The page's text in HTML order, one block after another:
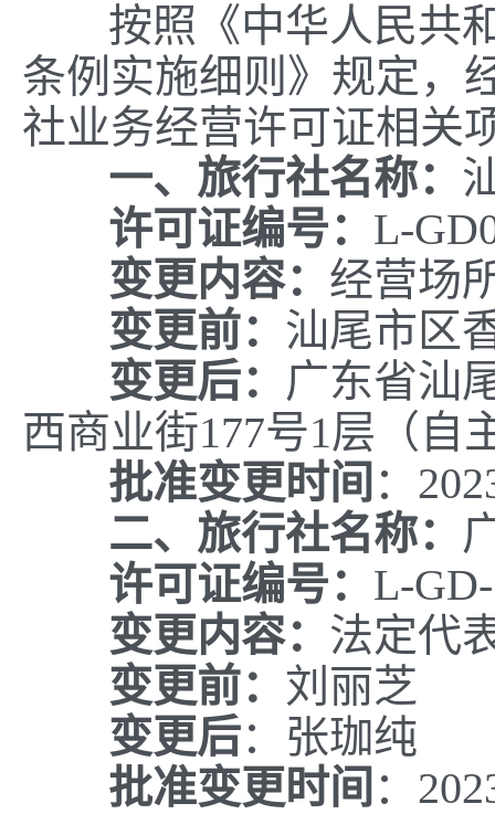
按照《中华人民共
条例实施细则》规定，
社业务经营许可证相关
一、旅行社名称：
许可证编号： L-
变更内容： 经营场
变更前： 汕尾市区
变更后： 广东省汕
西商业街177号1层（自
批准变更时间 ：
二、旅行社名称：
许可证编号： L-
变更内容： 法定代
变更前： 刘丽芝
变更后：张珈纯
批准变更时间 ：